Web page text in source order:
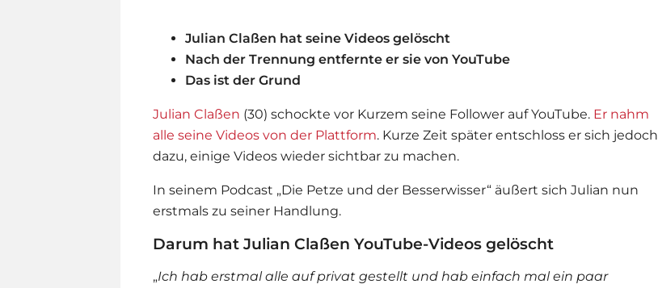
Julian Claßen hat seine Videos gelöscht
Nach der Trennung entfernte er sie von YouTube
Das ist der Grund
Julian Claßen (30) schockte vor Kurzem seine Follower auf YouTube. Er nahm
alle seine Videos von der Plattform. Kurze Zeit später entschloss er sich jedoch
dazu, einige Videos wieder sichtbar zu machen.
In seinem Podcast „Die Petze und der Besserwisser“ äußert sich Julian nun
erstmals zu seiner Handlung.
Darum hat Julian Claßen YouTube-Videos gelöscht
„Ich hab erstmal alle auf privat gestellt und hab einfach mal ein paar